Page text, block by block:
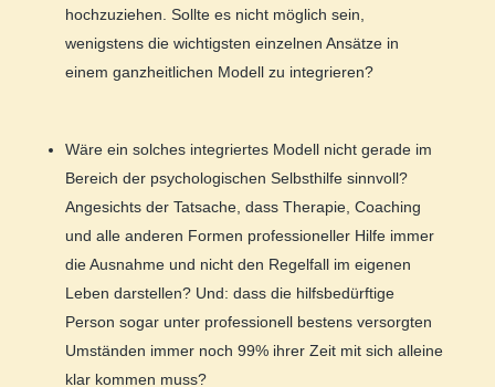
hochzuziehen. Sollte es nicht möglich sein,
wenigstens die wichtigsten einzelnen Ansätze in
einem ganzheitlichen Modell zu integrieren?
Wäre ein solches integriertes Modell nicht gerade im
Bereich der psychologischen Selbsthilfe sinnvoll?
Angesichts der Tatsache, dass Therapie, Coaching
und alle anderen Formen professioneller Hilfe immer
die Ausnahme und nicht den Regelfall im eigenen
Leben darstellen? Und: dass die hilfsbedürftige
Person sogar unter professionell bestens versorgten
Umständen immer noch 99% ihrer Zeit mit sich alleine
klar kommen muss?